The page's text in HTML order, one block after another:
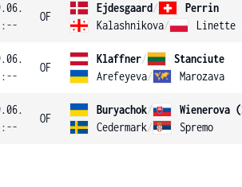
OF
Ejdesgaard/
Perrin
Kalashnikova/ Linette
OF
Klaffner/
Stanciute
Arefeyeva/ Marozava
OF
Buryachok/
Wienerova
Cedermark/ Spremo